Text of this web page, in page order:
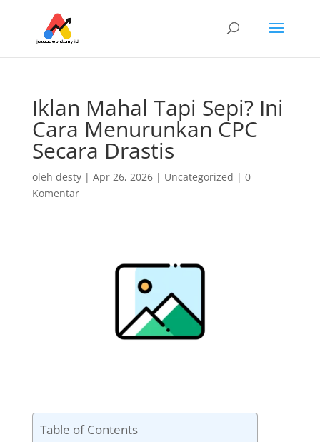
Iklan Mahal Tapi Sepi? Ini
Cara Menurunkan CPC
Secara Drastis
oleh desty| Apr 26, 2026| Uncategorized | 0
Komentar
Table of Contents